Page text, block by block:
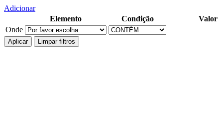
Adicionar
Onde
Elemento Condição Valor